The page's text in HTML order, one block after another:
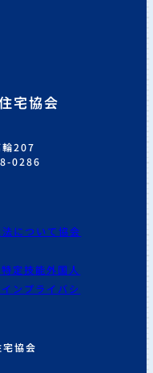
宅協会
207
0286
について協会
特定技能外国人
ン プライバシ
協会